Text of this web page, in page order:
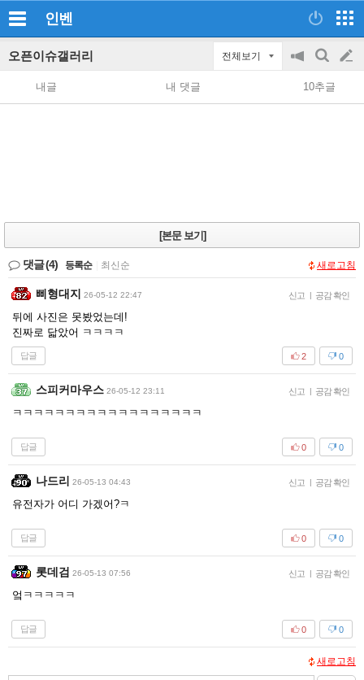
인벤
오픈이슈갤러리 전체보기
공
지
on/off
검
색
글
쓰
내글 내 댓글 10추글
[본문 보기]
댓글(4) 등록순 최신순 새로고침
삐형대지 26-05-12 22:47 신고 | 공감 확인
뒤에 사진은 못봤었는데!
진짜로 닯았어 ㅋㅋㅋㅋ
답글 0
2
스피커마우스 26-05-12 23:11 신고 | 공감 확인
ㅋㅋㅋㅋㅋㅋㅋㅋㅋㅋㅋㅋㅋㅋㅋㅋㅋㅋ
답글 0
0
나드리 26-05-13 04:43 신고 | 공감 확인
유전자가 어디 가겠어?ㅋ
답글 0
0
롯데검 26-05-13 07:56 신고 | 공감 확인
엌ㅋㅋㅋㅋㅋ
답글 0
0
새로고침